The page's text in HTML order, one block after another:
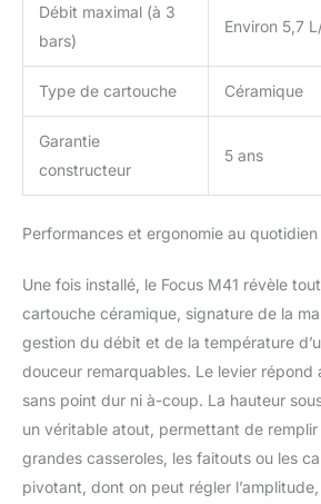
Débit maximal (à 3
bars)
Environ 5,7
Type de cartouche Céramique
Garantie
constructeur
5 ans
Performances et ergonomie au quotidien
Une fois installé, le Focus M41 révèle
cartouche céramique, signature de la
gestion du débit et de la température
douceur remarquables. Le levier répond
sans point dur ni à-coup. La hauteur
un véritable atout, permettant de
grandes casseroles, les faitouts ou les
pivotant, dont on peut régler